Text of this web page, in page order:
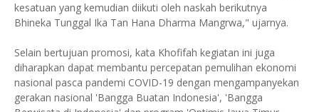
kesatuan yang kemudian diikuti oleh naskah berikutnya
Bhineka Tunggal Ika Tan Hana Dharma Mangrwa," ujarnya.
Selain bertujuan promosi, kata Khofifah kegiatan ini juga
diharapkan dapat membantu percepatan pemulihan ekonomi
nasional pasca pandemi COVID-19 dengan mengampanyekan
gerakan nasional 'Bangga Buatan Indonesia', 'Bangga